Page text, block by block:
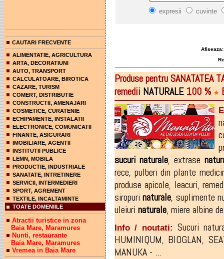
CAUTARI FRECVENTE
ALIMENTATIE, AGRICULTURA
ARTA, DECORATIUNI
AUTO, TRANSPORT
CALCULATOARE, BIROTICA
CAZARE, TURISM
COMERT, DISTRIBUTIE
CONSTRUCTII, AMENAJARI
COSMETICE, CURATENIE
ECHIPAMENTE, INSTALATII
ELECTRONICE, COMUNICATII
FINANTE, ASIGURARI
IMOBILIARE, AGENTII
INSTITUTII PUBLICE
LEMN, MOBILA
PRODUCTIE, INDUSTRIALE
SANATATE, INTRETINERE
SERVICII, INTERMEDIERI
SPORT, AGREMENT
TEXTILE, INCALTAMINTE
TOATE DOMENIILE
Atractii turistice in zona
Baia Mare, Maramures
Nunti, restaurante
Baia Mare, Maramures
Vremea in Baia Mare
expresii cuvinte
Produse pentru SANATATEA
remedii NATURALE100 % ★
sucuri naturale, extrase
rece, pulberi din plante
produse apicole, leacuri,
siropurinaturale, suplimente
uleiuri naturale, miere albine
Info / noutati: Sucuri
HUMINIQUM, BIOGLAN,
MANUKA - ...